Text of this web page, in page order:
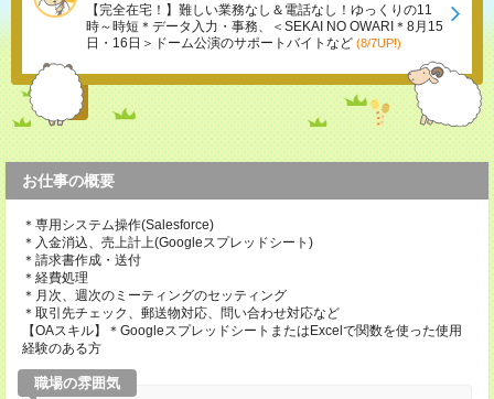
【完全在宅！】難しい業務なし＆電話なし！ゆっくりの11
時～時短＊データ入力・事務、＜SEKAI NO OWARI＊8月15
日・16日＞ドーム公演のサポートバイトなど (8/7UP!)
お仕事の概要
＊専用システム操作(Salesforce)
＊入金消込、売上計上(Googleスプレッドシート)
＊請求書作成・送付
＊経費処理
＊月次、週次のミーティングのセッティング
＊取引先チェック、郵送物対応、問い合わせ対応など
【OAスキル】＊GoogleスプレッドシートまたはExcelで関数を使った使用
経験のある方
職場の雰囲気